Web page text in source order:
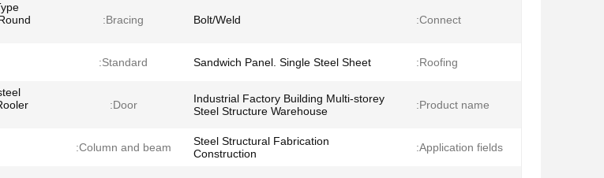
Connect:
Bolt/Weld
Bracing:
Roofing:
Sandwich Panel. Single Steel Sheet
Standard:
Product name:
Industrial Factory Building Multi-storey
Steel Structure Warehouse
Door:
Application fields:
Steel Structural Fabrication
Construction
Column and beam: